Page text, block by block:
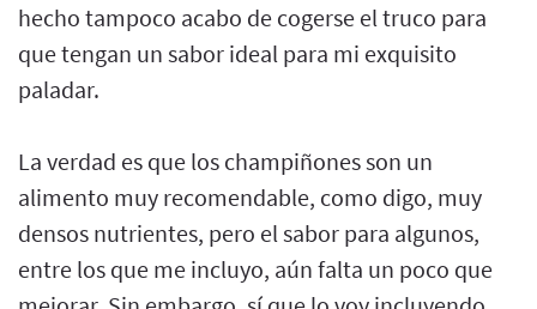
hecho tampoco acabo de cogerse el truco para
que tengan un sabor ideal para mi exquisito
paladar.
La verdad es que los champiñones son un
alimento muy recomendable, como digo, muy
densos nutrientes, pero el sabor para algunos,
entre los que me incluyo, aún falta un poco que